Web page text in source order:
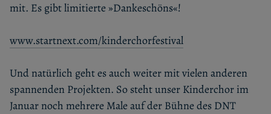
mit. Es gibt limitierte »Dankeschöns«!
www.startnext.com/kinderchorfestival
Und natürlich geht es auch weiter mit vielen anderen
spannenden Projekten. So steht unser Kinderchor im
Januar noch mehrere Male auf der Bühne des DNT